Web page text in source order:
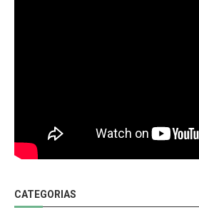
CATEGORIAS